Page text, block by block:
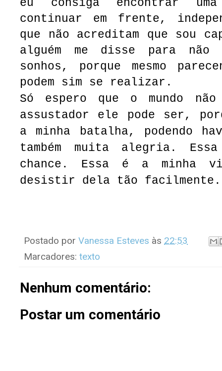
eu consiga encontrar
continuar em frente,
que não acreditam que sou
alguém me disse para
sonhos, porque mesmo
podem sim se realizar.
Só espero que o mundo
assustador ele pode ser,
a minha batalha, podendo
também muita alegria.
chance. Essa é a minha
desistir dela tão facilmente.
Postado por Vanessa Esteves às 22:53
Marcadores: texto
Nenhum comentário:
Postar um comentário